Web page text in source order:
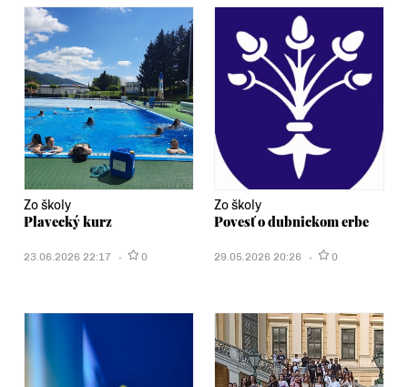
Zo školy
Plavecký kurz
23.06.2026 22:17 0
Zo školy
Povesť o dubnickom erbe
29.05.2026 20:26 0